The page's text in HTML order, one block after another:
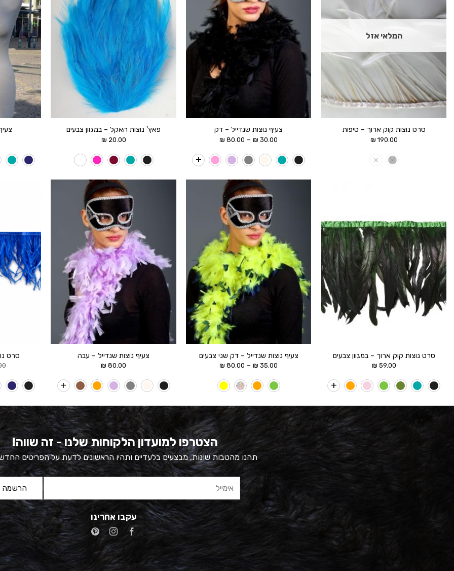
המלאי אזל
סרט נוצות קוק ארוך – טיפות
190.00
₪
צעיף נוצות שנדייל – דק
30.00
₪
–
80.00
₪טווח
עד
פאץ' נוצות האקל – במגוון צבעים
20.00
₪
סרט נוצות קוק ארוך – במגוון צבעים
59.00
₪
WISHLIST
צעיף נוצות שנדייל – דק שני צבעים
35.00
₪
–
80.00
₪טווח
עד
⁦80.00 ₪⁩
הוסף ל
WISHLIST
צעיף נוצות שנדייל – עבה
80.00
₪
סרט
הצטרפו למועדון הלקוחות שלנו - זה שווה!
תהנו מהטבות שונות, מבצעים בלעדיים ותהיו הראשונים לדעת על הפריטים
עקבו אחרינו